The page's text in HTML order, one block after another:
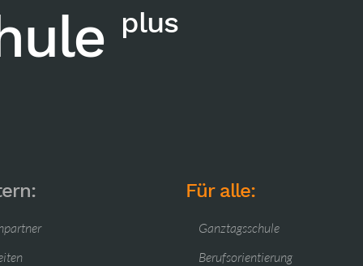
plus
Für alle:
Ganztagsschule
Berufsorientierung